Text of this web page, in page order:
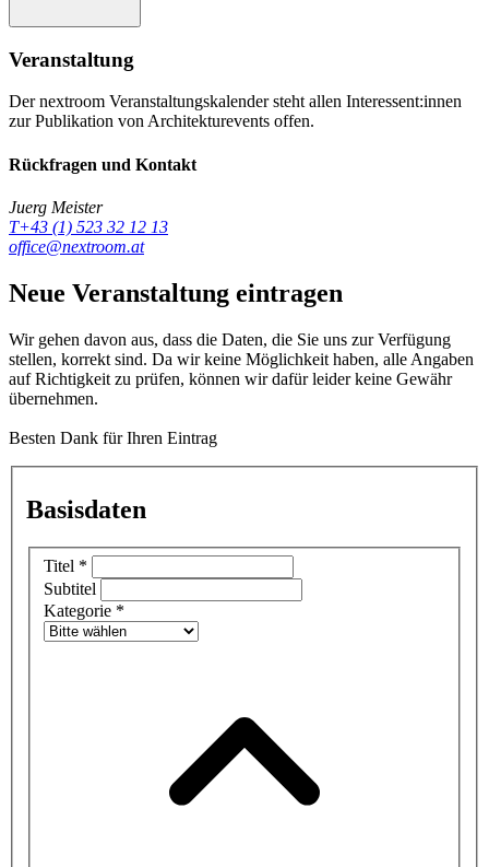
Veranstaltung
Der nextroom Veranstaltungskalender steht allen Interessent:innen
zur Publikation von Architekturevents offen.
Rückfragen und Kontakt
Juerg Meister
T+43 (1) 523 32 12 13
office@nextroom.at
Neue Veranstaltung eintragen
Wir gehen davon aus, dass die Daten, die Sie uns zur Verfügung
stellen, korrekt sind. Da wir keine Möglichkeit haben, alle Angaben
auf Richtigkeit zu prüfen, können wir dafür leider keine Gewähr
übernehmen.
Besten Dank für Ihren Eintrag
Basisdaten
Titel *
Subtitel
Kategorie *